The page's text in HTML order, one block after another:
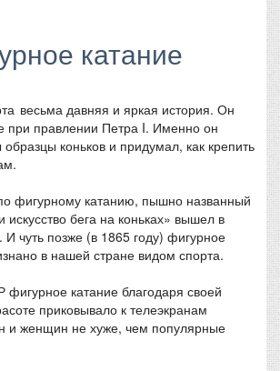
катание
весьма давняя и яркая история. Он
при правлении Петра I. Именно он
коньков и придумал, как крепить
фигурному катанию, пышно названный
бега на коньках» вышел в
И чуть позже (в 1865 году) фигурное
в нашей стране видом спорта.
катание благодаря своей
приковывало к телеэкранам
и женщин не хуже, чем популярные